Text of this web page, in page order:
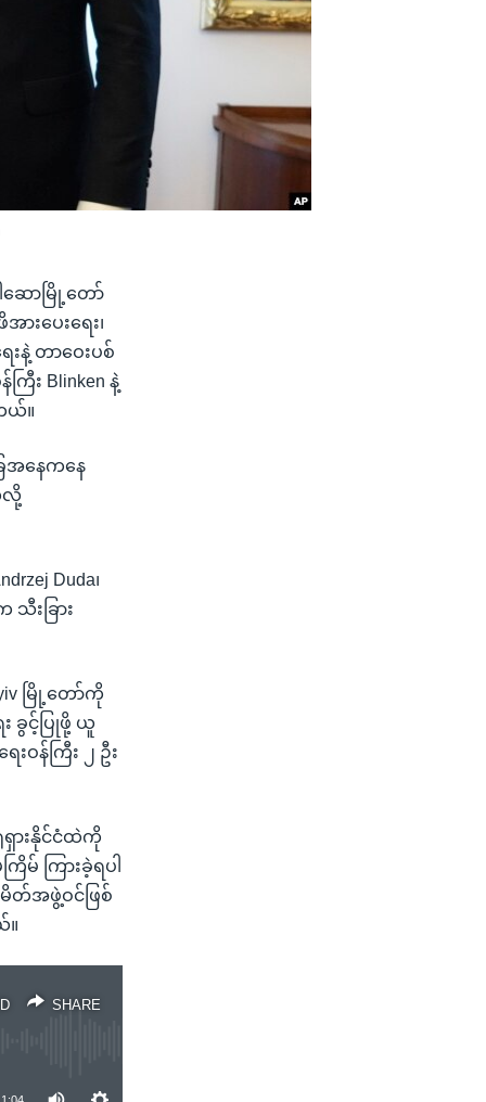
ါဆောမြို့တော်
းပေးရေး၊
နဲ့ တာဝေးပစ်
း Blinken နဲ့
ယ်။
အနေကနေ
လို့
Duda၊
သီးခြား
မြို့တော်ကို
ခွင့်ပြုဖို့ ယူ
ဝန်ကြီး ၂ ဦး
ားနိုင်ငံထဲကို
ကြားခဲ့ရပါ
တ်အဖွဲ့ဝင်ဖြစ်
။
SHARE